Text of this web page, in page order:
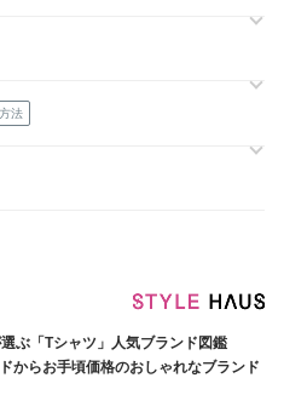
によって、休業明けの発送となる
・発送遅延によるキャンセルはお受
手続きの程何卒宜しくお願い致しま
し訳ございませんが、ご理解ご了承
ざいます。
法
選ぶ「Tシャツ」人気ブランド図鑑
からお手頃価格のおしゃれなブランド